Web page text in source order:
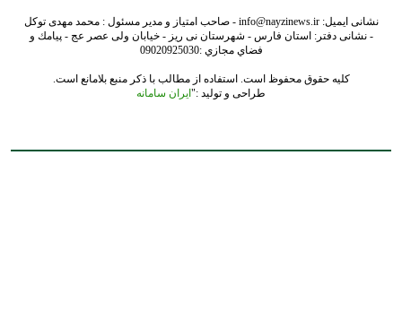
نشانی ایمیل: info@nayzinews.ir - صاحب امتیاز و مدیر مسئول : محمد مهدی توکل
- نشانی دفتر: استان فارس - شهرستان نی ریز - خیابان ولی عصر عج - پيامك و
فضاي مجازي :09020925030
کلیه حقوق محفوظ است. استفاده از مطالب با ذکر منبع بلامانع است.
طراحی و تولید :"ایران سامانه